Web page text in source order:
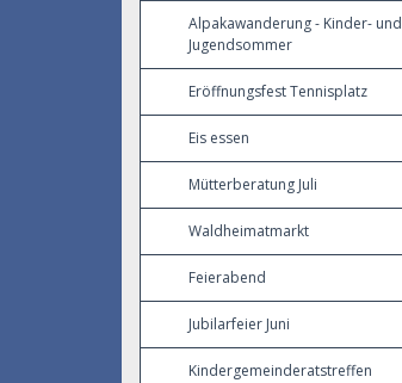
Alpakawanderung - Kinder- und
Jugendsommer
Eröffnungsfest Tennisplatz
Eis essen
Mütterberatung Juli
Waldheimatmarkt
Feierabend
Jubilarfeier Juni
Kindergemeinderatstreffen